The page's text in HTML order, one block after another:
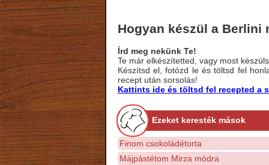
Hogyan készül a Berlini
Írd meg nekünk Te!
Te már elkészítetted, vagy most
Készítsd el, fotózd le és töltsd fel
recept után sorsolás!
Kattints ide és töltsd fel recepted a
Ezeket keresték mások
Finom csokoládétorta
Májpástétom Mirza módra